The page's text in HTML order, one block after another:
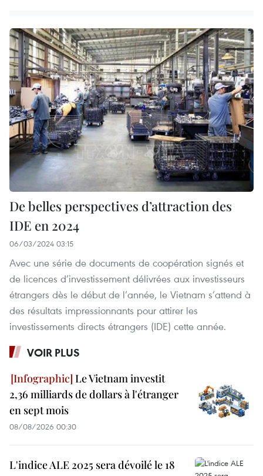
De belles perspectives d’attraction des
IDE en 2024
06/03/2024 03:15
Avec une série de documents de coopération signés et
de licences d’investissement délivrées aux investisseurs
étrangers dès le début de l’année, le Vietnam s’attend à
des résultats impressionnants pour attirer les
investissements directs étrangers (IDE) cette année.
VOIR PLUS
Le Vietnam investit
2,36 milliards de dollars à l'étranger
en sept mois
08/08/2026 00:30
L'indice ALE 2025 sera dévoilé le 18